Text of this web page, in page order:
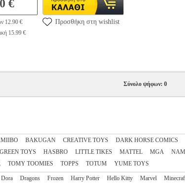
€
12.90 €
15.99 €
Προσθήκη στη wishlist
Σύνολο ψήφων: 0
BAKUGAN CREATIVE TOYS DARK HORSE COMICS
GREEN TOYS HASBRO LITTLE TIKES MATTEL MGA
TOMY TOOMIES TOPPS TOTUM YUME TOYS
Dora Dragons Frozen Harry Potter Hello Kitty Marvel